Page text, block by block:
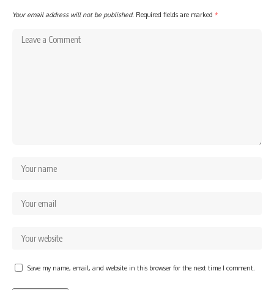
Your email address will not be published. Required fields are marked *
Save my name, email, and website in this browser for the next time I comment.